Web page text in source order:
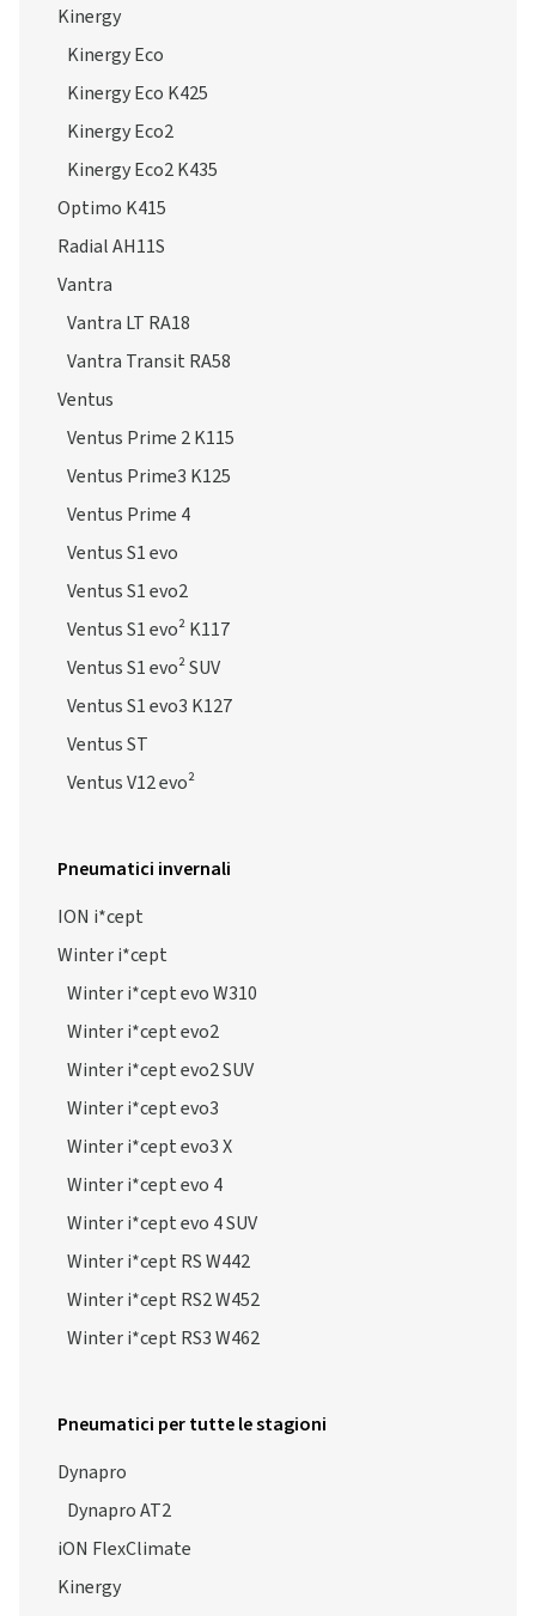
Kinergy
Kinergy Eco
Kinergy Eco K425
Kinergy Eco2
Kinergy Eco2 K435
Optimo K415
Radial AH11S
Vantra
Vantra LT RA18
Vantra Transit RA58
Ventus
Ventus Prime 2 K115
Ventus Prime3 K125
Ventus Prime 4
Ventus S1 evo
Ventus S1 evo2
Ventus S1 evo² K117
Ventus S1 evo² SUV
Ventus S1 evo3 K127
Ventus ST
Ventus V12 evo²
Pneumatici invernali
ION i*cept
Winter i*cept
Winter i*cept evo W310
Winter i*cept evo2
Winter i*cept evo2 SUV
Winter i*cept evo3
Winter i*cept evo3 X
Winter i*cept evo 4
Winter i*cept evo 4 SUV
Winter i*cept RS W442
Winter i*cept RS2 W452
Winter i*cept RS3 W462
Pneumatici per tutte le stagioni
Dynapro
Dynapro AT2
iON FlexClimate
Kinergy